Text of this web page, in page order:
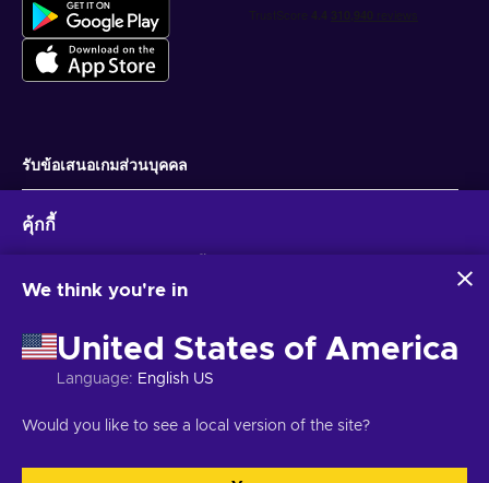
How to redeem the iTunes code on an Android
device?
Choose the Redeem Gift Card or Code option;
Enter the purchased iTunes gift card code;
Finish the process by pressing Redeem.
รับข้อเสนอเกมส่วนบุคคล
ลิขสิทธิ์ © 2026 Eneba. สงวนลิขสิทธิ์. JSC “Helis play”, Gyneju St. 4-333, วิ
คุ้กกี้
รวบรวมและวิเคราะห์ข้อมูลเกี่ยวกับผู้ใช้เว็บไซต์นี้ เราใช้ข้อมูลนี้เพื่อ
บุคคลของคุณอาจถูกนำไปใช้เพื่อปรับแต่งโฆษณา
การคลิก 'ยอมรับทั้งหมด' หมายความว่าคุณยินยอมให้ Eneba และ
พันธมิตรใช้เทคโนโลยีเหล่านี้ คุณสามารถปรับเปลี่ยนความยินยอม
สำหรับข้อมูลเพิ่มเติมเกี่ยวกับวิธีที่ Google ใช้ข้อมูลของคุณ โปรดดู
We think you're in
United States of America
Language: English US
Would you like to see a local version of the site?